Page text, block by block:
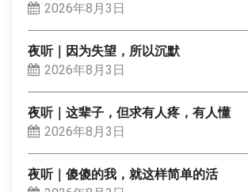
2026年8月3日
夜听｜因为失望，所以沉默
2026年8月3日
夜听｜这辈子，但求有人疼，有人懂
2026年8月3日
夜听｜傻傻的我，就这样简单的活